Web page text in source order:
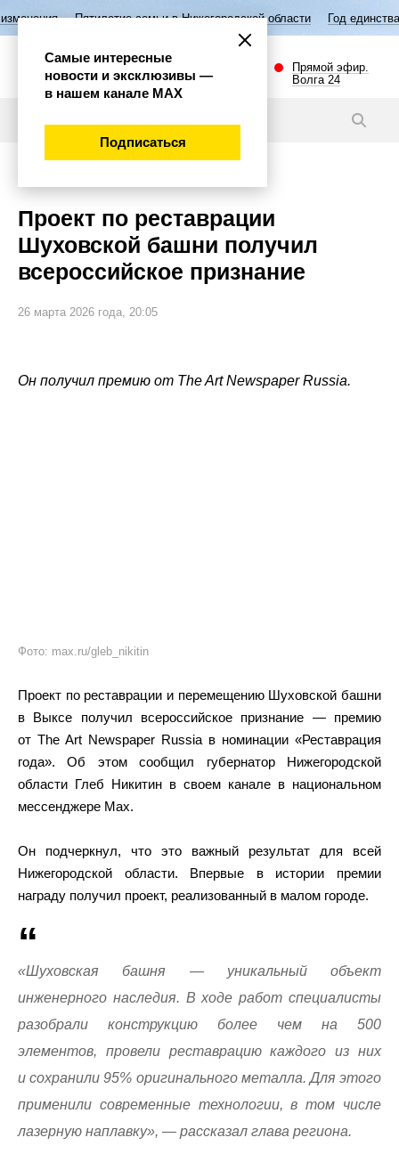
семьи в Нижегородской области Год единства народов России
Прямой эфир.
Волга 24
Проект по реставрации
Шуховской башни получил
всероссийское признание
26 марта 2026 года, 20:05
Он получил премию от The Art Newspaper Russia.
Фото: max.ru/gleb_nikitin
Проект по реставрации и перемещению Шуховской башни
в Выксе получил всероссийское признание — премию
от The Art Newspaper Russia в номинации «Реставрация
года». Об этом сообщил губернатор Нижегородской
области Глеб Никитин в своем канале в национальном
мессенджере Max.
Он подчеркнул, что это важный результат для всей
Нижегородской области. Впервые в истории премии
награду получил проект, реализованный в малом городе.
«Шуховская башня — уникальный объект
инженерного наследия. В ходе работ специалисты
разобрали конструкцию более чем на 500
элементов, провели реставрацию каждого из них
и сохранили 95% оригинального металла. Для этого
применили современные технологии, в том числе
лазерную наплавку», — рассказал глава региона.
Самые интересные
новости и эксклюзивы —
в нашем канале МАХ
Подписаться